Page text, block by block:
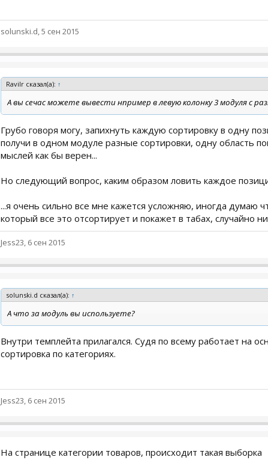
solunski.d,5 сен 2015
Ravilr сказал(а): ↑
А вы сечас можете вывести нпример в левую колонку 3 модуля с
Грубо говоря могу, запихнуть каждую сортировку в одну
получи в одном модуле разные сортировки, одну область
мыслей как бы верен...
Но следующий вопрос, каким образом ловить каждое
...я очень сильно все мне кажется усложняю, иногда
который все это отсортирует и покажет в табах, случайно
Jess23, 6 сен 2015
solunski.d сказал(а): ↑
А что за модуль вы используете?
Внутри темплейта прилагался. Судя по всему работает на
сортировка по категориях.
Jess23, 6 сен 2015
На странице категории товаров, происходит такая выборка